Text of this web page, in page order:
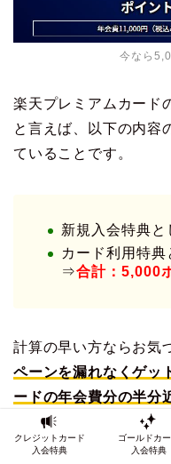
今なら
楽天プレミアムカード
と言えば、以下の内容
ていることです。
新規入会特典と
カード利用特
⇒合計：5,000
計算の早い方ならお気
ペーンを漏れなくゲッ
ードの年会費分の半分
すね。
クレジットカード
入会特典
ゴールドカ
入会特典
ク